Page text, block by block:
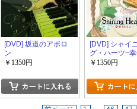
[DVD] 坂道のアポロ
ン
￥1350円
[DVD] シャイ
グ・ハーツ~
ン~
￥1350円